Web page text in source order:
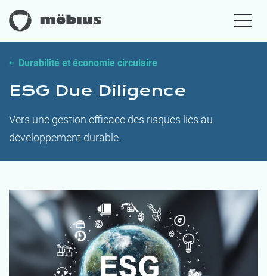
Durabilité et économie circulaire
ESG Due Diligence
Vers une gestion efficace des risques liés au
développement durable.